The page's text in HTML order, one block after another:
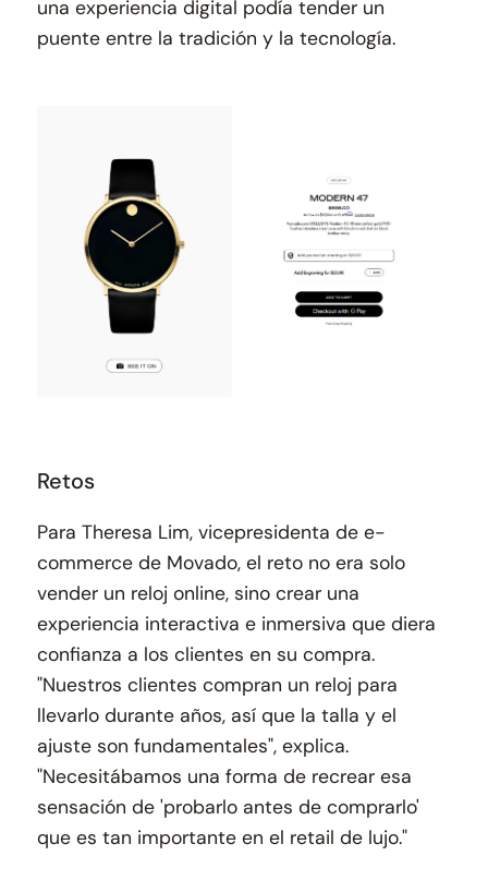
una experiencia digital podía tender un
puente entre la tradición y la tecnología.
Retos
Para Theresa Lim, vicepresidenta de e-
commerce de Movado, el reto no era solo
vender un reloj online, sino crear una
experiencia interactiva e inmersiva que diera
confianza a los clientes en su compra.
"Nuestros clientes compran un reloj para
llevarlo durante años, así que la talla y el
ajuste son fundamentales", explica.
"Necesitábamos una forma de recrear esa
sensación de 'probarlo antes de comprarlo'
que es tan importante en el retail de lujo."